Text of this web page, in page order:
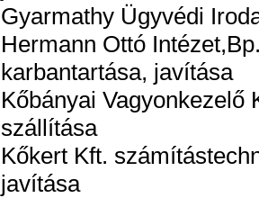
Gyarmathy Ügyvédi
Hermann Ottó
karbantartása, javítása
Kőbányai Vagyonkezelő
szállítása
Kőkert Kft.
javítása